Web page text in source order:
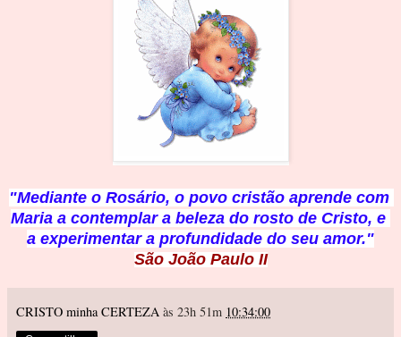
"Mediante o Rosário, o povo cristão aprende com
Maria a contemplar a beleza do rosto de Cristo, e
a experimentar a profundidade do seu amor."
São João Paulo II
CRISTO minha CERTEZA às 23h 51m 10:34:00